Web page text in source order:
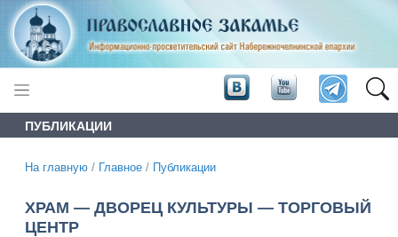
ПУБЛИКАЦИИ
На главную / Главное / Публикации
ХРАМ — ДВОРЕЦ КУЛЬТУРЫ — ТОРГОВЫЙ
ЦЕНТР